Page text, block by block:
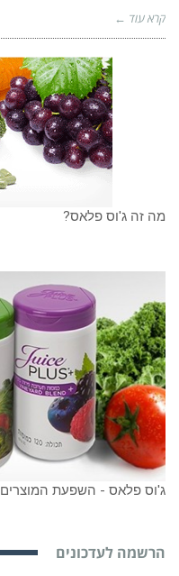
קרא עוד ←
מה זה ג'וס פלאס?
ג'וס פלאס - השפעת המוצרים
הרשמה לעדכונים